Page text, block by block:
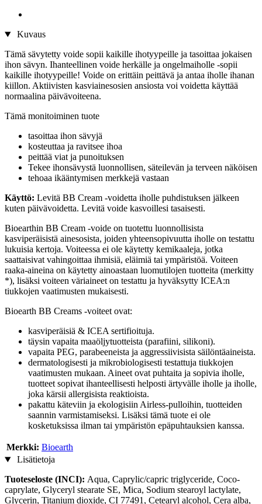
Kuvaus
Tämä sävytetty voide sopii kaikille ihotyypeille ja tasoittaa jokaisen
ihon sävyn. Ihanteellinen voide herkälle ja ongelmaiholle -sopii
kaikille ihotyypeille! Voide on erittäin peittävä ja antaa iholle ihanan
kiillon. Aktiivisten kasviainesosien ansiosta voi voidetta käyttää
normaalina päivävoiteena.
Tämä monitoiminen tuote
tasoittaa ihon sävyjä
kosteuttaa ja ravitsee ihoa
peittää viat ja punoituksen
Tekee ihonsävystä luonnollisen, säteilevän ja terveen näköisen
tehoaa ikääntymisen merkkejä vastaan
Käyttö: Levitä BB Cream -voidetta iholle puhdistuksen jälkeen
kuten päivävoidetta. Levitä voide kasvoillesi tasaisesti.
Bioearthin BB Cream -voide on tuotettu luonnollisista
kasviperäisistä ainesosista, joiden yhteensopivuutta iholle on testattu
lukuisia kertoja. Voiteessa ei ole käytetty kemikaaleja, jotka
saattaisivat vahingoittaa ihmisiä, eläimiä tai ympäristöä. Voiteen
raaka-aineina on käytetty ainoastaan luomutilojen tuotteita (merkitty
*), lisäksi voiteen väriaineet on testattu ja hyväksytty ICEA:n
tiukkojen vaatimusten mukaisesti.
Bioearth BB Creams -voiteet ovat:
kasviperäisiä & ICEA sertifioituja.
täysin vapaita maaöljytuotteista (parafiini, silikoni).
vapaita PEG, parabeeneista ja aggressiivisista säilöntäaineista.
dermatologisesti ja mikrobiologisesti testattuja tiukkojen
vaatimusten mukaan. Aineet ovat puhtaita ja sopivia iholle,
tuotteet sopivat ihanteellisesti helposti ärtyvälle iholle ja iholle,
joka kärsii allergisista reaktioista.
pakattu käteviin ja ekologisiin Airless-pulloihin, tuotteiden
saannin varmistamiseksi. Lisäksi tämä tuote ei ole
kosketuksissa ilman tai ympäristön epäpuhtauksien kanssa.
Merkki: Bioearth
Lisätietoja
Tuoteseloste (INCI): Aqua, Caprylic/capric triglyceride, Coco-
caprylate, Glyceryl stearate SE, Mica, Sodium stearoyl lactylate,
Glycerin, Titanium dioxide, CI 77491, Cetearyl alcohol, Cera alba,